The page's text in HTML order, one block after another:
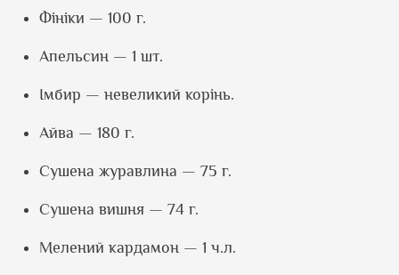
Фініки — 100 г.
Апельсин — 1 шт.
Імбир — невеликий корінь.
Айва — 180 г.
Сушена журавлина — 75 г.
Сушена вишня — 74 г.
Мелений кардамон — 1 ч.л.